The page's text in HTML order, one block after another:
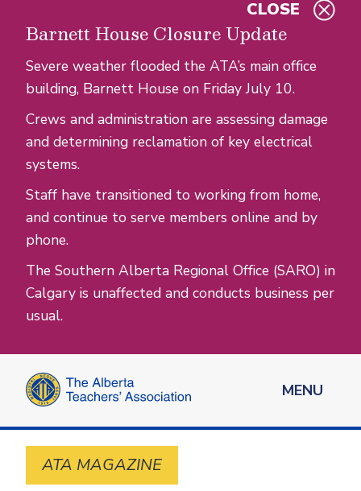
Barnett House Closure Update
Severe weather flooded the ATA’s main office
building, Barnett House on Friday July 10.
Crews and administration are assessing damage
and determining reclamation of key electrical
systems.
Staff have transitioned to working from home,
and continue to serve members online and by
phone.
The Southern Alberta Regional Office (SARO) in
Calgary is unaffected and conducts business per
usual.
CLOSE
MENU
ATA MAGAZINE